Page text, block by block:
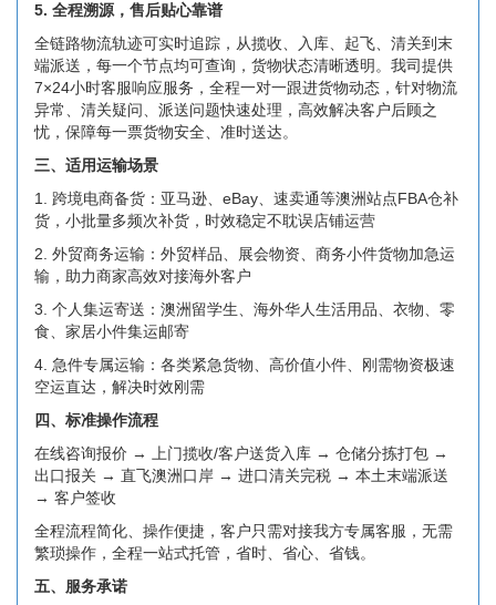
5. 全程溯源，售后贴心靠谱
全链路物流轨迹可实时追踪，从揽收、入库、起飞、清关到末
端派送，每一个节点均可查询，货物状态清晰透明。我司提供
7×24小时客服响应服务，全程一对一跟进货物动态，针对物流
异常、清关疑问、派送问题快速处理，高效解决客户后顾之
忧，保障每一票货物安全、准时送达。
三、适用运输场景
1. 跨境电商备货：亚马逊、eBay、速卖通等澳洲站点FBA仓补
货，小批量多频次补货，时效稳定不耽误店铺运营
2. 外贸商务运输：外贸样品、展会物资、商务小件货物加急运
输，助力商家高效对接海外客户
3. 个人集运寄送：澳洲留学生、海外华人生活用品、衣物、零
食、家居小件集运邮寄
4. 急件专属运输：各类紧急货物、高价值小件、刚需物资极速
空运直达，解决时效刚需
四、标准操作流程
在线咨询报价 → 上门揽收/客户送货入库 → 仓储分拣打包 →
出口报关 → 直飞澳洲口岸 → 进口清关完税 → 本土末端派送
→ 客户签收
全程流程简化、操作便捷，客户只需对接我方专属客服，无需
繁琐操作，全程一站式托管，省时、省心、省钱。
五、服务承诺